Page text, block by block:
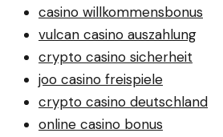
casino willkommensbonus
vulcan casino auszahlung
crypto casino sicherheit
joo casino freispiele
crypto casino deutschland
online casino bonus